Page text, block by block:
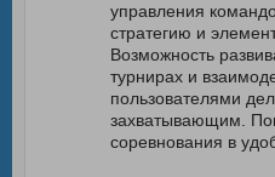
управления
стратегию и
Возможность
турнирах и
пользователями
захватывающим.
соревнования в